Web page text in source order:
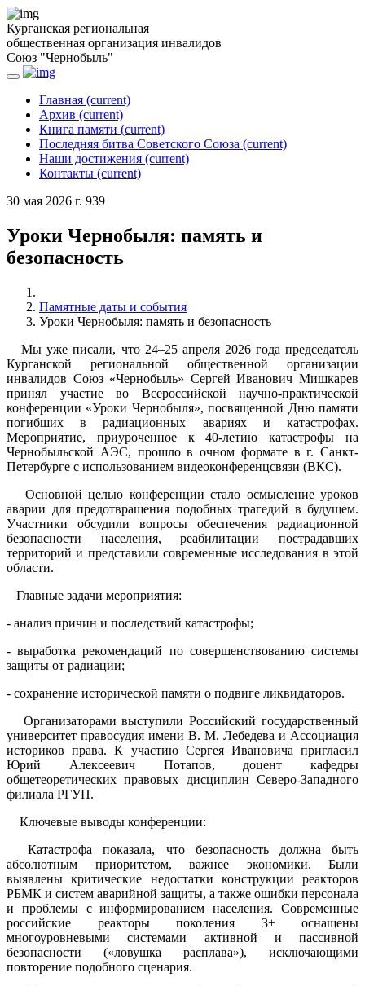
Курганская региональная
общественная организация инвалидов
Союз "Чернобыль"
Главная (current)
Архив (current)
Книга памяти (current)
Последняя битва Советского Союза (current)
Наши достижения (current)
Контакты (current)
30 мая 2026 г. 939
Уроки Чернобыля: память и
безопасность
Памятные даты и события
Уроки Чернобыля: память и безопасность
Мы уже писали, что 24–25 апреля 2026 года председатель
Курганской региональной общественной организации
инвалидов Союз «Чернобыль» Сергей Иванович Мишкарев
принял участие во Всероссийской научно-практической
конференции «Уроки Чернобыля», посвященной Дню памяти
погибших в радиационных авариях и катастрофах.
Мероприятие, приуроченное к 40-летию катастрофы на
Чернобыльской АЭС, прошло в очном формате в г. Санкт-
Петербурге с использованием видеоконференцсвязи (ВКС).
Основной целью конференции стало осмысление уроков
аварии для предотвращения подобных трагедий в будущем.
Участники обсудили вопросы обеспечения радиационной
безопасности населения, реабилитации пострадавших
территорий и представили современные исследования в этой
области.
Главные задачи мероприятия:
- анализ причин и последствий катастрофы;
- выработка рекомендаций по совершенствованию системы
защиты от радиации;
- сохранение исторической памяти о подвиге ликвидаторов.
Организаторами выступили Российский государственный
университет правосудия имени В. М. Лебедева и Ассоциация
историков права. К участию Сергея Ивановича пригласил
Юрий Алексеевич Потапов, доцент кафедры
общетеоретических правовых дисциплин Северо-Западного
филиала РГУП.
Ключевые выводы конференции:
Катастрофа показала, что безопасность должна быть
абсолютным приоритетом, важнее экономики. Были
выявлены критические недостатки конструкции реакторов
РБМК и систем аварийной защиты, а также ошибки персонала
и проблемы с информированием населения. Современные
российские реакторы поколения 3+ оснащены
многоуровневыми системами активной и пассивной
безопасности («ловушка расплава»), исключающими
повторение подобного сценария.